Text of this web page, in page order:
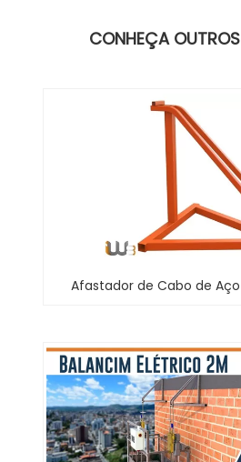
CONHEÇA
Afastador de Cabo de